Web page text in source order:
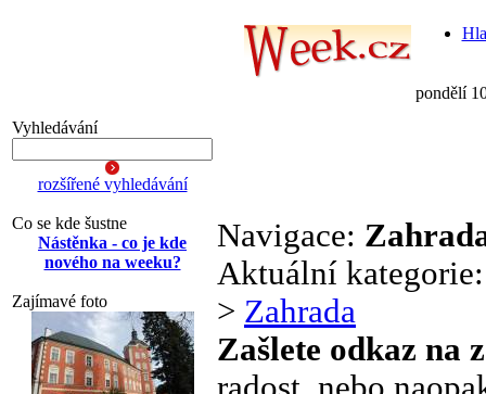
pondělí
Vyhledávání
rozšířené vyhledávání
Co se kde šustne
Nástěnka - co je kde
nového na weeku?
Zajímavé foto
Navigace:
Aktuální
> Zahrada
Zašlete odkaz na